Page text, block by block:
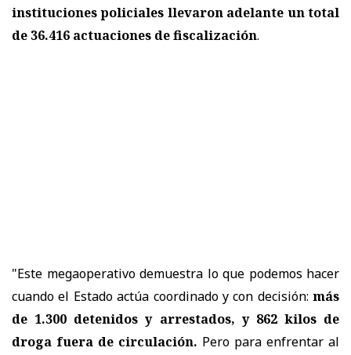
instituciones policiales llevaron adelante un total
de 36.416 actuaciones de fiscalización.
"Este megaoperativo demuestra lo que podemos hacer
cuando el Estado actúa coordinado y con decisión: más
de 1.300 detenidos y arrestados, y 862 kilos de
droga fuera de circulación. Pero para enfrentar al